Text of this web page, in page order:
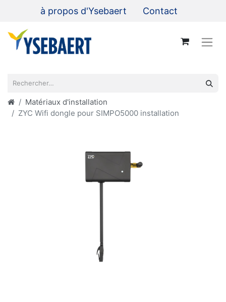
à propos d'Ysebaert Contact
Matériaux d'installation
ZYC Wifi dongle pour SIMPO5000 installation